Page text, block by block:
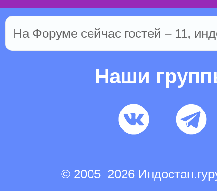
На Форуме сейчас гостей – 11,
Наши
© 2005–2026